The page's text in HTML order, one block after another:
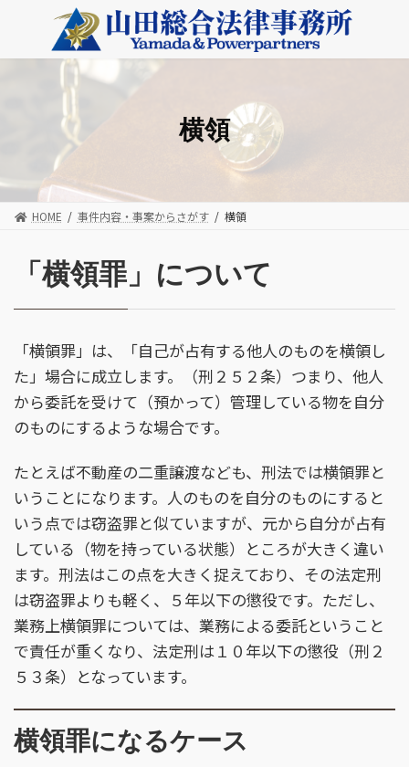
ン
ー
横領
HOME 事件内容・事案からさがす 横領
「横領罪」について
「横領罪」は、「自己が占有する他人のものを横領し
た」場合に成立します。（刑２５２条）つまり、他人
から委託を受けて（預かって）管理している物を自分
のものにするような場合です。
たとえば不動産の二重譲渡なども、刑法では横領罪と
いうことになります。人のものを自分のものにすると
いう点では窃盗罪と似ていますが、元から自分が占有
している（物を持っている状態）ところが大きく違い
ます。刑法はこの点を大きく捉えており、その法定刑
は窃盗罪よりも軽く、５年以下の懲役です。ただし、
業務上横領罪については、業務による委託ということ
で責任が重くなり、法定刑は１０年以下の懲役（刑２
５３条）となっています。
横領罪になるケース